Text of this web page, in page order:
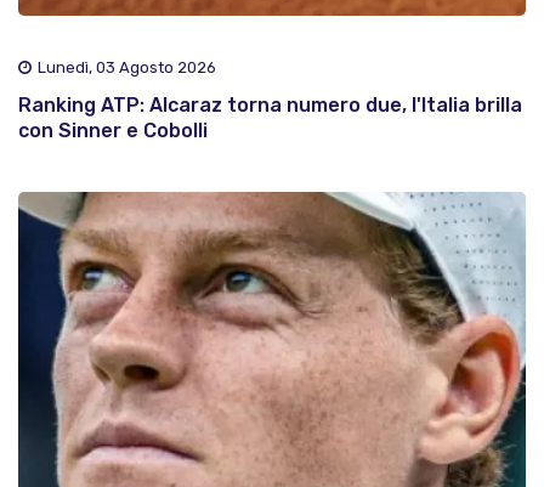
Lunedì, 03 Agosto 2026
Ranking ATP: Alcaraz torna numero due, l'Italia brilla
con Sinner e Cobolli